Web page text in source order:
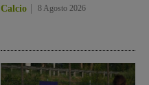
Calcio 8 Agosto 2026